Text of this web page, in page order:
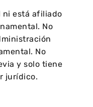
ni está afiliado
No
No
y solo tiene
jurídico.